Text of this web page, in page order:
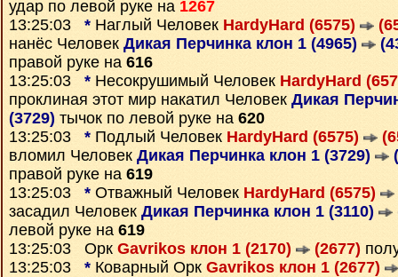
удар по левой руке на 1267
13:25:03 * Наглый Человек HardyHard (6575)
нанёс Человек Дикая Перчинка клон 1 (4965)
правой руке на 616
13:25:03 * Несокрушимый Человек HardyHard
проклиная этот мир накатил Человек Дикая
(3729) тычок по левой руке на 620
13:25:03 * Подлый Человек HardyHard (6575)
вломил Человек Дикая Перчинка клон 1 (3729)
правой руке на 619
13:25:03 * Отважный Человек HardyHard (6575)
засадил Человек Дикая Перчинка клон 1 (3110)
левой руке на 619
13:25:03 Орк Gavrikos клон 1 (2170) (2677)
13:25:03 * Коварный Орк Gavrikos клон 1 (2677)